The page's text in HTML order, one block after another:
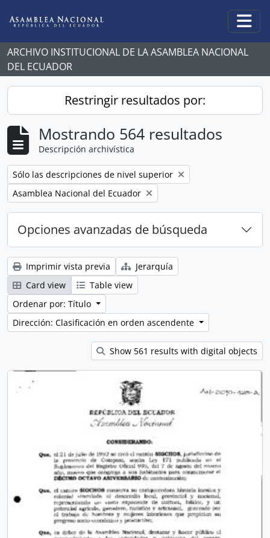
ARCHIVO INSTITUCIONAL DE LA ASAMBLEA NACIONAL
DEL ECUADOR
Restringir resultados por:
Mostrando 564 resultados
Descripción archivística
Remove filter:
Sólo las descripciones de nivel superior
Remove filter:
Asamblea Nacional del Ecuador
Opciones avanzadas de búsqueda
Imprimir vista previa
Jerarquía
Card view
Table view
Ordenar por: Título
Dirección: Clasificación en orden ascendente
Show 561 results with digital objects